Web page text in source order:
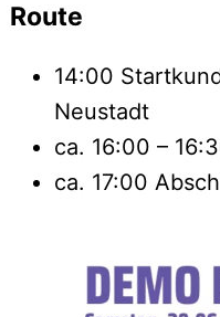
Route
14:00
Neustadt
ca. 16:00 –
ca. 17:00